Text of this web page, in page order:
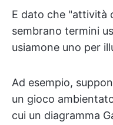
E dato che "attività
sembrano termini
usiamone uno per
Ad esempio,
un gioco
cui un diagramma